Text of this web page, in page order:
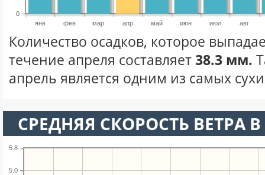
янв фев мар апр май июн июл авг
0
Количество осадков, которое
течение апреля составляет38.3 мм.
апрель является одним из самых
СРЕДНЯЯ СКОРОСТЬ ВЕТРА
5.0
5.8